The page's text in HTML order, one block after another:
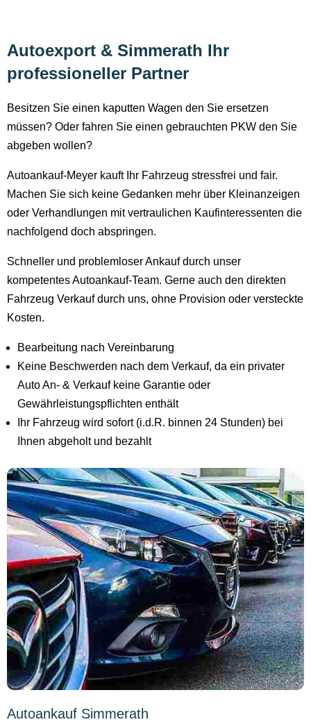
Autoexport & Simmerath Ihr
professioneller Partner
Besitzen Sie einen kaputten Wagen den Sie ersetzen
müssen? Oder fahren Sie einen gebrauchten PKW den Sie
abgeben wollen?
Autoankauf-Meyer kauft Ihr Fahrzeug stressfrei und fair.
Machen Sie sich keine Gedanken mehr über Kleinanzeigen
oder Verhandlungen mit vertraulichen Kaufinteressenten die
nachfolgend doch abspringen.
Schneller und problemloser Ankauf durch unser
kompetentes Autoankauf-Team. Gerne auch den direkten
Fahrzeug Verkauf durch uns, ohne Provision oder versteckte
Kosten.
Bearbeitung nach Vereinbarung
Keine Beschwerden nach dem Verkauf, da ein privater
Auto An- & Verkauf keine Garantie oder
Gewährleistungspflichten enthält
Ihr Fahrzeug wird sofort (i.d.R. binnen 24 Stunden) bei
Ihnen abgeholt und bezahlt
Autoankauf Simmerath